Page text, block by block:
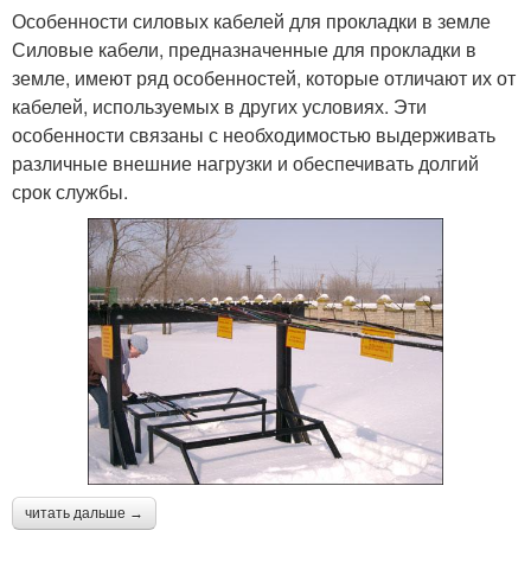
Особенности силовых кабелей для прокладки в земле
Силовые кабели, предназначенные для прокладки в
земле, имеют ряд особенностей, которые отличают их от
кабелей, используемых в других условиях. Эти
особенности связаны с необходимостью выдерживать
различные внешние нагрузки и обеспечивать долгий
срок службы.
читать дальше →